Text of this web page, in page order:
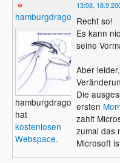
hamburgdragon
hamburgdragon
hat
kostenlosen
Webspace.
13:08,
Recht so!
Es kann
seine
Aber
Die
ersten
zahlt
zumal das
Microsoft